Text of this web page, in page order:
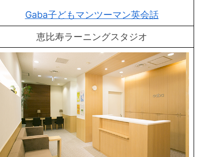
Gaba子どもマンツーマン英会話
恵比寿ラーニングスタジオ